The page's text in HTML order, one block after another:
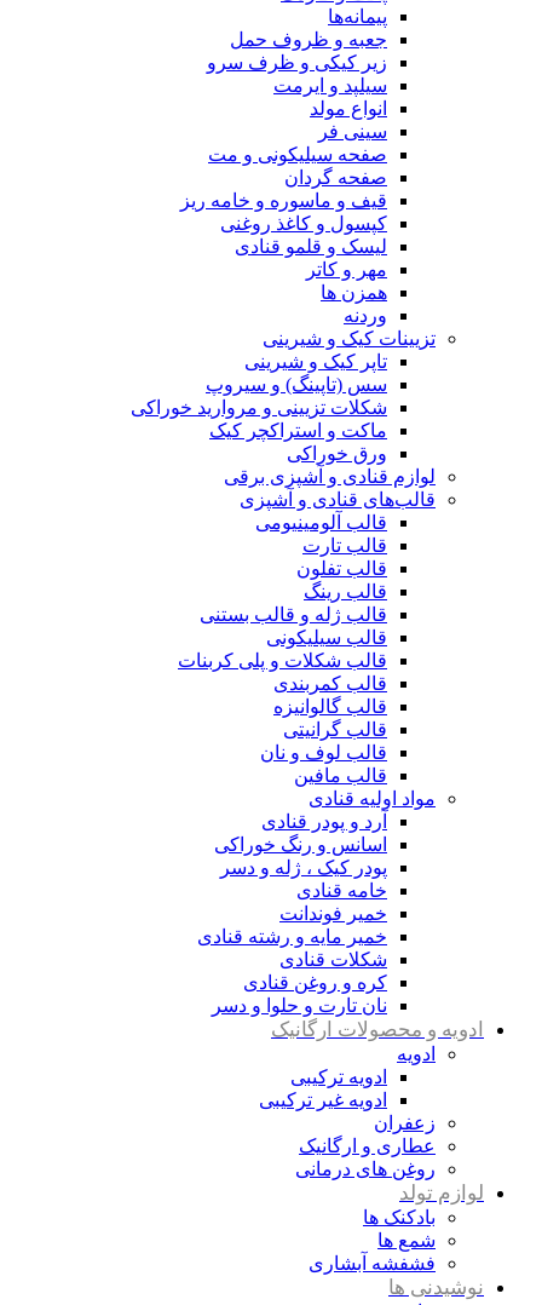
پیمانه‌ها
جعبه و ظروف حمل
زیر کیکی و ظرف سرو
سیلپد و ایرمت
انواع مولد
سینی فر
صفحه سیلیکونی و مت
صفحه گردان
قیف و ماسوره و خامه ریز
کپسول و کاغذ روغنی
لیسک و قلمو قنادی
مهر و کاتر
همزن ها
وردنه
تزیینات کیک و شیرینی
تاپر کیک و شیرینی
سس (تاپینگ) و سیروپ
شکلات تزیینی و مروارید خوراکی
ماکت و استراکچر کیک
ورق خوراکی
لوازم قنادی و آشپزی برقی
قالب‌های قنادی و آشپزی
قالب آلومینیومی
قالب تارت
قالب تفلون
قالب رینگ
قالب ژله و قالب بستنی
قالب سیلیکونی
قالب شکلات و پلی کربنات
قالب کمربندی
قالب گالوانیزه
قالب گرانیتی
قالب لوف و نان
قالب مافین
مواد اولیه قنادی
آرد و پودر قنادی
اسانس و رنگ خوراکی
پودر کیک ، ژله و دسر
خامه قنادی
خمیر فوندانت
خمیر مایه و رشته قنادی
شکلات قنادی
کره و روغن قنادی
نان تارت و حلوا و دسر
ادویه و محصولات ارگانیک
ادویه
ادویه ترکیبی
ادویه غیر ترکیبی
زعفران
عطاری و ارگانیک
روغن های درمانی
لوازم تولد
بادکنک ها
شمع ها
فشفشه آبشاری
نوشیدنی ها